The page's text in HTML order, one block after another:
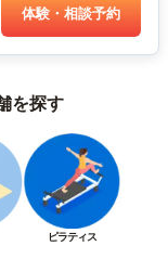
体験・相談予約
を探す
ピラティス